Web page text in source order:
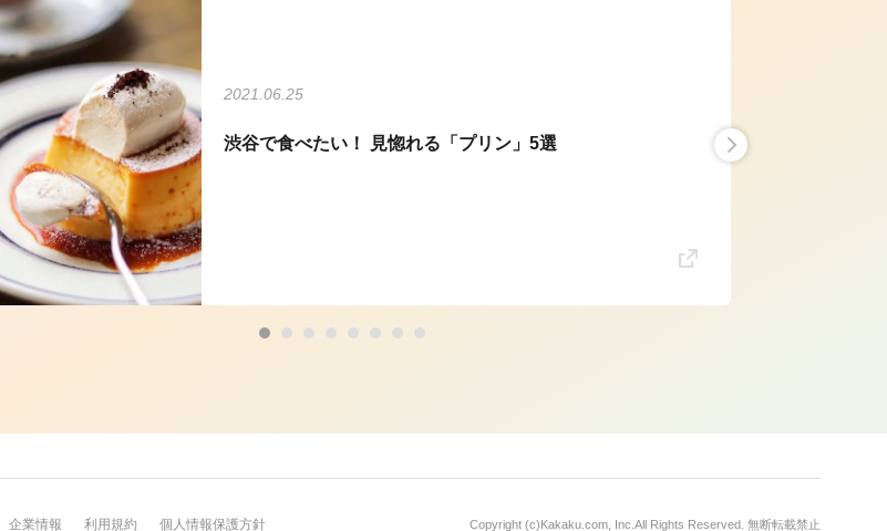
2021.06.25
渋谷で食べたい！ 見惚れる「プリン」5選
企業情報 利用規約 個人情報保護方針 Copyright (c)Kakaku.com, Inc. All Rights Reserved. 無断転載禁止